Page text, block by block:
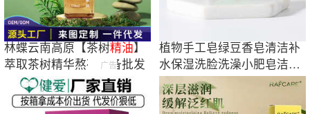
林蝶云南高原【茶树精油】
萃取茶树精华熬夜必备批发
广告
植物手工皂绿豆香皂清洁补
水保湿洗脸洗澡小肥皂洁面
沐浴精油皂